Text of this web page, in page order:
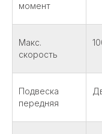
момент
Макс.
скорость
Подвеска
передняя